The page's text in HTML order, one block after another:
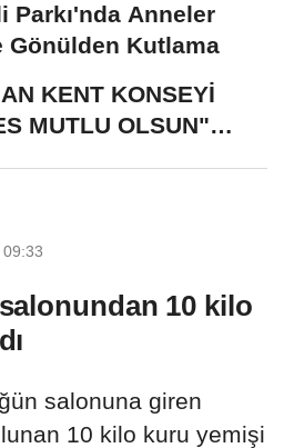
Parkı'nda Anneler
Gönülden Kutlama
KENT KONSEYİ
MUTLU OLSUN"
09:33
10 kilo
salonuna giren
10 kilo kuru yemişi